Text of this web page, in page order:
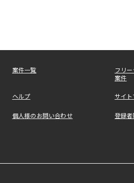
案件一覧
フリ
案件
ヘルプ サイ
個人様のお問い合わせ 登録者